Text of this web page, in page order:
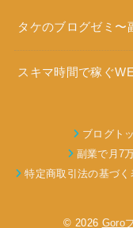
タケのブログゼミ〜
スキマ時間で稼ぐ
ブログト
副業で月7
特定商取引法の基づく
© 2026 Goro